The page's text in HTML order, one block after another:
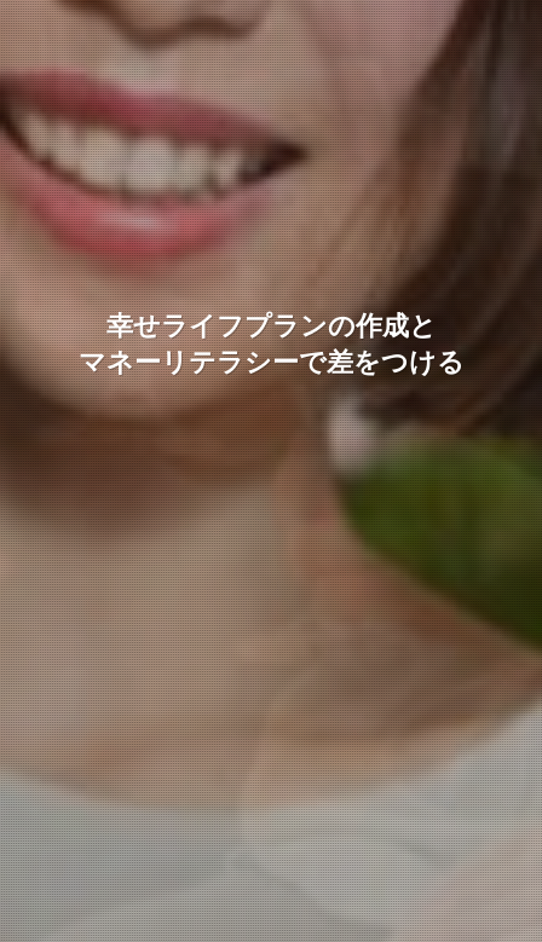
幸せライフプランの作成と
マネーリテラシーで差をつける